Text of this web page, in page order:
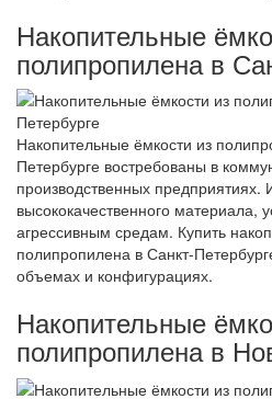
Накопительные
полипропилена в
Накопительные ёмкости из
Петербурге востребованы в
производственных предприятиях.
высококачественного материала,
агрессивным средам. Купить
полипропилена в Санкт-
объемах и конфигурациях.
Накопительные
полипропилена в